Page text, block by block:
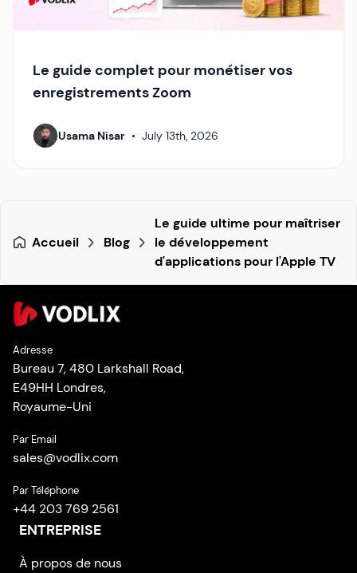
Le guide complet pour monétiser vos
enregistrements Zoom
Usama Nisar • July 13th, 2026
Accueil Blog
Le guide ultime pour maîtriser
le développement
d'applications pour l'Apple TV
Adresse
Bureau 7, 480 Larkshall Road,
E49HH Londres,
Royaume-Uni
Par Email
sales@vodlix.com
Par Téléphone
+44 203 769 2561
ENTREPRISE
À propos de nous